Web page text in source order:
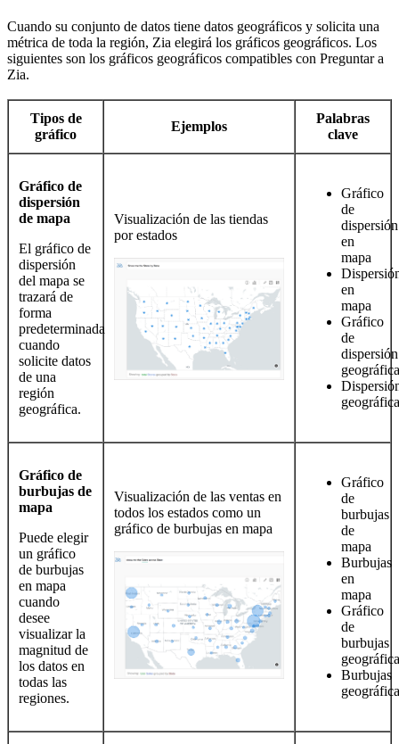
Cuando su conjunto de datos tiene datos geográficos y solicita una
métrica de toda la región, Zia elegirá los gráficos geográficos. Los
siguientes son los gráficos geográficos compatibles con Preguntar a
Zia.
Tipos de
gráfico
Ejemplos
Palabras
clave
Gráfico de
dispersión
de mapa
El gráfico de
dispersión
del mapa se
trazará de
forma
predeterminada
cuando
solicite datos
de una
región
geográfica.
Visualización de las tiendas
por estados
Gráfico
de
dispersión
en
mapa
en
mapa
Gráfico
de
dispersión
Gráfico de
burbujas de
mapa
Puede elegir
un gráfico
de burbujas
en mapa
cuando
desee
visualizar la
magnitud de
los datos en
todas las
regiones.
Visualización de las ventas en
todos los estados como un
gráfico de burbujas en mapa
Gráfico
de
burbujas
de
mapa
Burbujas
en
mapa
Gráfico
de
burbujas
Burbujas